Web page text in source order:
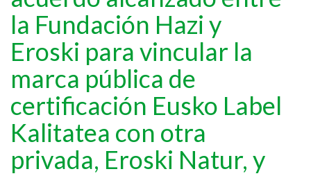
la Fundación Hazi y
Eroski para vincular la
marca pública de
certificación Eusko Label
Kalitatea con otra
privada, Eroski Natur, y